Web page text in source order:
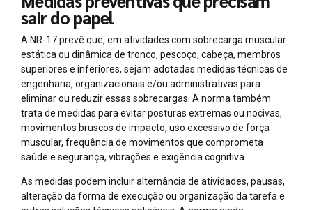
sair do papel
A NR-17 prevê que, em atividades com sobrecarga muscular
estática ou dinâmica de tronco, pescoço, cabeça, membros
superiores e inferiores, sejam adotadas medidas técnicas de
engenharia, organizacionais e/ou administrativas para
eliminar ou reduzir essas sobrecargas. A norma também
trata de medidas para evitar posturas extremas ou nocivas,
movimentos bruscos de impacto, uso excessivo de força
muscular, frequência de movimentos que comprometa
saúde e segurança, vibrações e exigência cognitiva.
As medidas podem incluir alternância de atividades, pausas,
alteração da forma de execução ou organização da tarefa e